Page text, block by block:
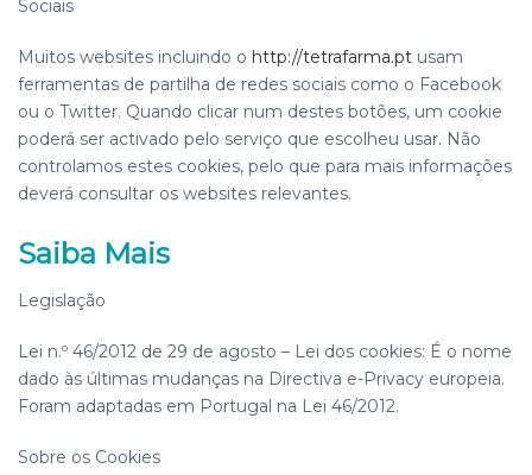
Sociais
Muitos websites incluindo o http://tetrafarma.pt usam
ferramentas de partilha de redes sociais como o Facebook
ou o Twitter. Quando clicar num destes botões, um cookie
poderá ser activado pelo serviço que escolheu usar. Não
controlamos estes cookies, pelo que para mais informações
deverá consultar os websites relevantes.
Saiba Mais
Legislação
Lei n.º 46/2012 de 29 de agosto – Lei dos cookies: É o nome
dado às últimas mudanças na Directiva e-Privacy europeia.
Foram adaptadas em Portugal na Lei 46/2012.
Sobre os Cookies